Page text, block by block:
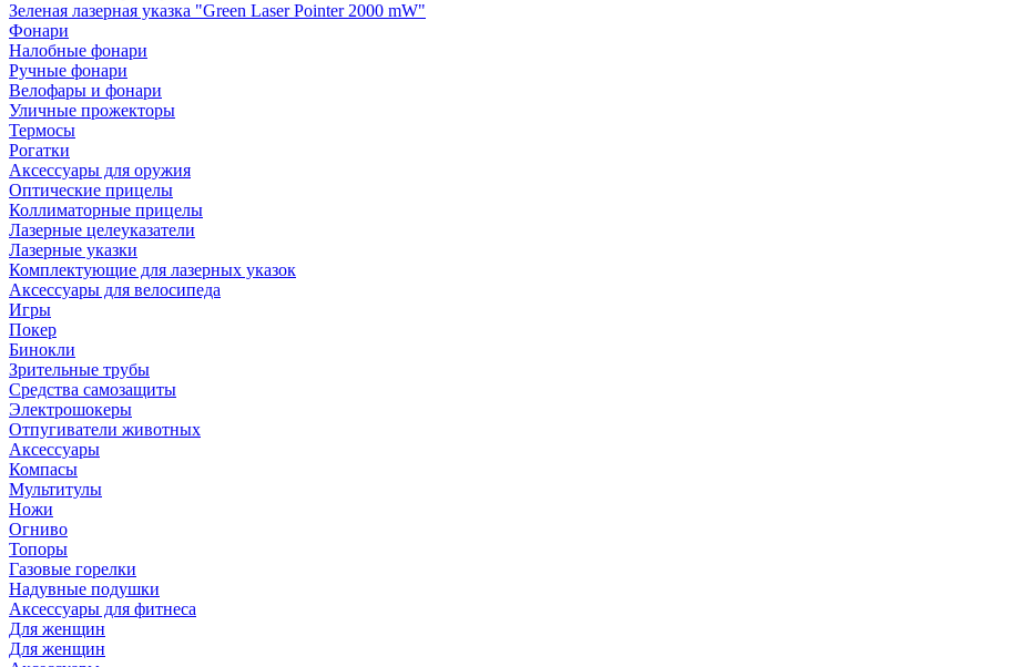
Зеленая лазерная указка "Green Laser Pointer 2000 mW"
Фонари
Налобные фонари
Ручные фонари
Велофары и фонари
Уличные прожекторы
Термосы
Рогатки
Аксессуары для оружия
Оптические прицелы
Коллиматорные прицелы
Лазерные целеуказатели
Лазерные указки
Комплектующие для лазерных указок
Аксессуары для велосипеда
Игры
Покер
Бинокли
Зрительные трубы
Средства самозащиты
Электрошокеры
Отпугиватели животных
Аксессуары
Компасы
Мультитулы
Ножи
Огниво
Топоры
Газовые горелки
Надувные подушки
Аксессуары для фитнеса
Для женщин
Для женщин